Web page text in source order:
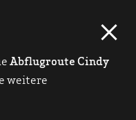
Abflugroute Cindy
weitere